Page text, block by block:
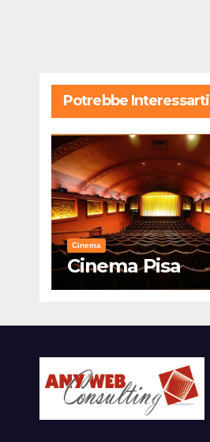
Potrebbe Interessarti
Cinema
Cinema Pisa